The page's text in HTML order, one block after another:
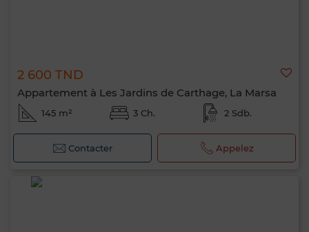
2 600 TND
Appartement à Les Jardins de Carthage, La Marsa
145 m² 3 Ch. 2 Sdb.
Contacter Appelez